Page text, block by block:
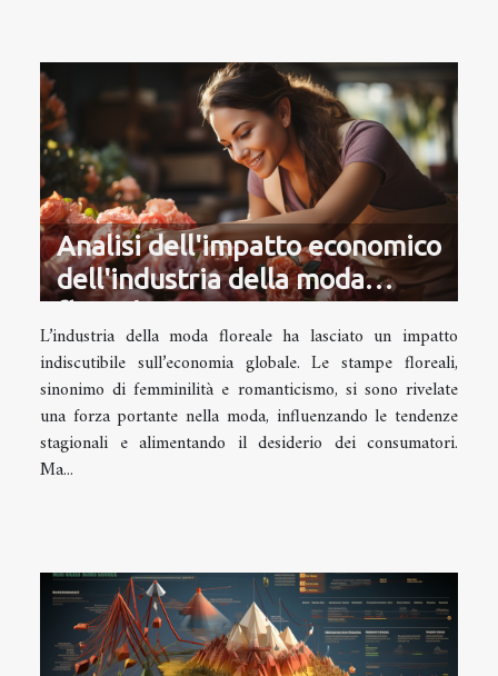
Analisi dell'impatto economico
dell'industria della moda
L’industria della moda floreale ha lasciato un impatto
indiscutibile sull’economia globale. Le stampe floreali,
sinonimo di femminilità e romanticismo, si sono rivelate
una forza portante nella moda, influenzando le tendenze
stagionali e alimentando il desiderio dei consumatori.
Ma...